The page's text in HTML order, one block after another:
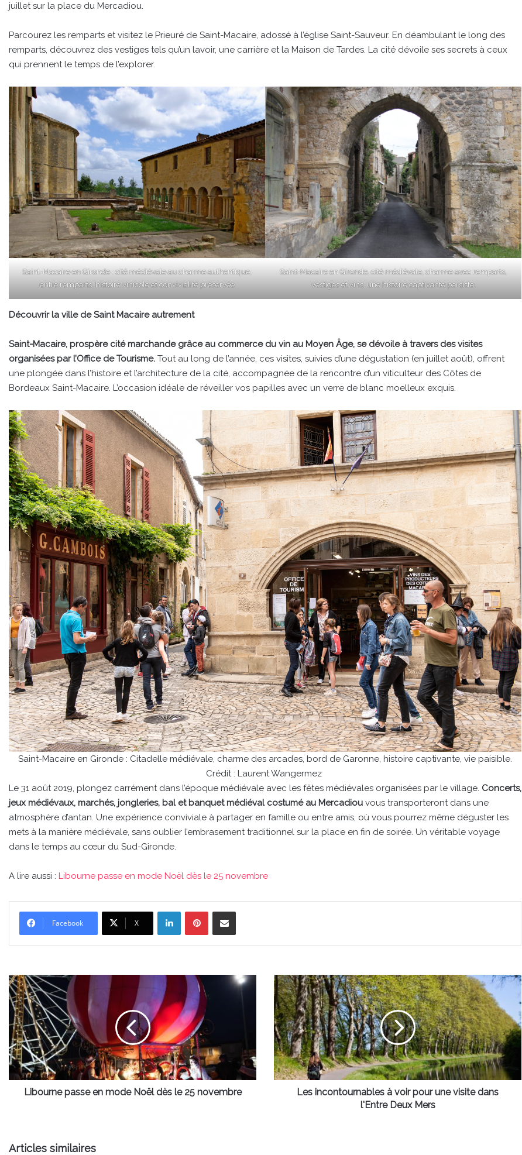
juillet sur la place du Mercadiou.
Parcourez les remparts et visitez le Prieuré de Saint-Macaire, adossé à l’église Saint-Sauveur. En déambulant le long des
remparts, découvrez des vestiges tels qu’un lavoir, une carrière et la Maison de Tardes. La cité dévoile ses secrets à ceux
qui prennent le temps de l’explorer.
Saint-Macaire en Gironde : cité médiévale au charme authentique,
entre remparts, histoire vinicole et convivialité préservée
Saint-Macaire en Gironde, cité médiévale, charme avec remparts,
vestiges et vins, une histoire captivante persiste.
Découvrir la ville de Saint Macaire autrement
Saint-Macaire, prospère cité marchande grâce au commerce du vin au Moyen Âge, se dévoile à travers des visites
organisées par l’Office de Tourisme. Tout au long de l’année, ces visites, suivies d’une dégustation (en juillet août), offrent
une plongée dans l’histoire et l’architecture de la cité, accompagnée de la rencontre d’un viticulteur des Côtes de
Bordeaux Saint-Macaire. L’occasion idéale de réveiller vos papilles avec un verre de blanc moelleux exquis.
Saint-Macaire en Gironde : Citadelle médiévale, charme des arcades, bord de Garonne, histoire captivante, vie paisible.
Crédit : Laurent Wangermez
Le 31 août 2019, plongez carrément dans l’époque médiévale avec les fêtes médiévales organisées par le village. Concerts,
jeux médiévaux, marchés, jongleries, bal et banquet médiéval costumé au Mercadiou vous transporteront dans une
atmosphère d’antan. Une expérience conviviale à partager en famille ou entre amis, où vous pourrez même déguster les
mets à la manière médiévale, sans oublier l’embrasement traditionnel sur la place en fin de soirée. Un véritable voyage
dans le temps au cœur du Sud-Gironde.
A lire aussi : Libourne passe en mode Noël dès le 25 novembre
Facebook X
LinkedinPinterestPartager par email
Libourne
passe
en
mode
Noël
dès
le
25
novembre
Libourne passe en mode Noël dès le 25 novembre
Les
incontournables
à
voir
pour
une
visite
dans
l'Entre
Les incontournables à voir pour une visite dans
l'Entre Deux Mers
Articles similaires